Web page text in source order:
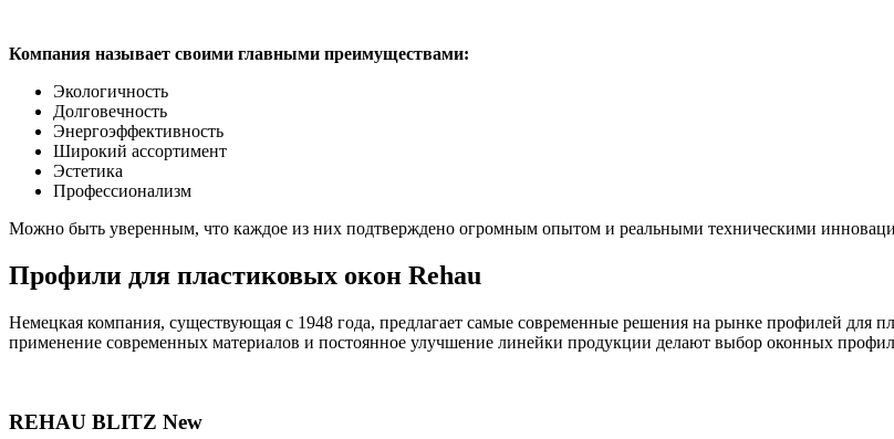
Компания называет своими главными преимуществами:
Экологичность
Долговечность
Энергоэффективность
Широкий ассортимент
Эстетика
Профессионализм
Можно быть уверенным, что каждое из них подтверждено огромным опытом и реальными техническими
Профили для пластиковых окон Rehau
Немецкая компания, существующая с 1948 года, предлагает самые современные решения на рынке профилей для
применение современных материалов и постоянное улучшение линейки продукции делают выбор оконных
REHAU BLITZ New